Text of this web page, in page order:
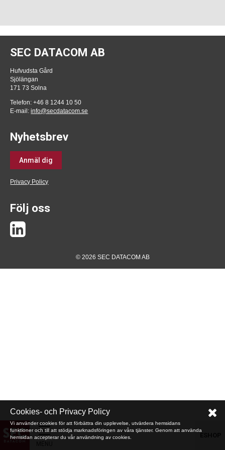
SEC DATACOM AB
Hufvudsta Gård
Sjölängan
171 73 Solna
Telefon: +46 8 1244 10 50
E-mail:info@secdatacom.se
Nyhetsbrev
Anmäl dig
Privacy Policy
Följ oss
© 2026 SEC DATACOM AB
Cookies- och Privacy Policy
Vi använder cookies för att förbättra din upplevelse, utvärdera hemsidans
funktioner och till att stödja marknadsföringen av våra tjänster. Genom att använda
hemsidan accepterar du vår användning av cookies.